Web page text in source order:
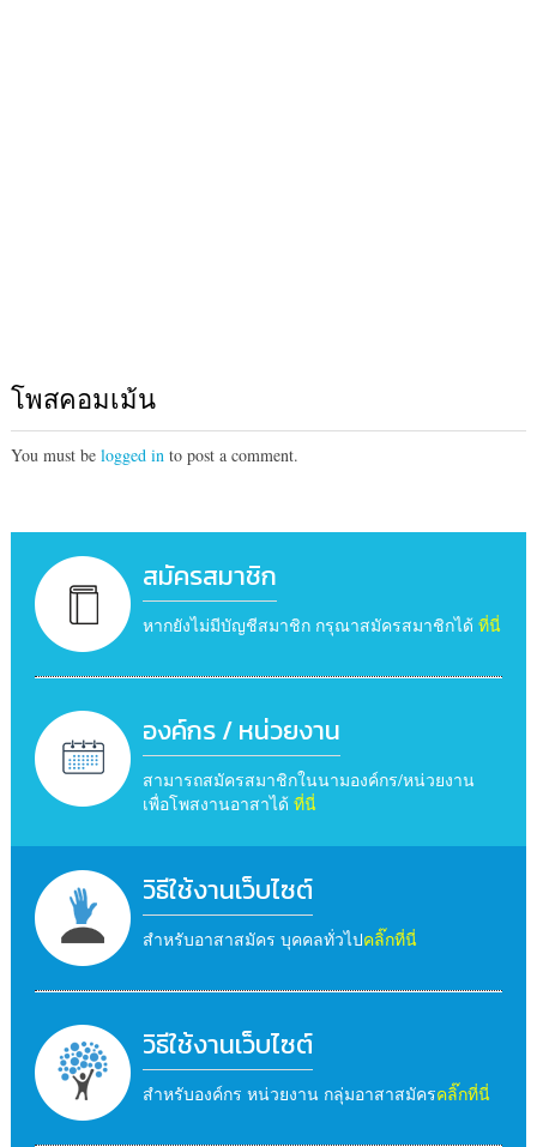
โพสคอมเม้น
You must be logged into post a comment.
สมัครสมาชิก
หากยังไม่มีบัญชีสมาชิก กรุณาสมัครสมาชิกได้ ที่นี่
องค์กร / หน่วยงาน
สามารถสมัครสมาชิกในนามองค์กร/หน่วยงาน
เพื่อโพสงานอาสาได้ ที่นี่
วิธีใช้งานเว็บไซต์
สำหรับอาสาสมัคร บุคคลทั่วไปคลิ๊กที่นี่
วิธีใช้งานเว็บไซต์
สำหรับองค์กร หน่วยงาน กลุ่มอาสาสมัครคลิ๊กที่นี่